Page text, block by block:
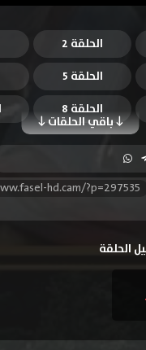
الحلقة 2
الحلقة 5
باقي الحلقات
الحلقة 8
الحلقة 11
الحلقة 14
hd.cam/?p=297535
الحلقة